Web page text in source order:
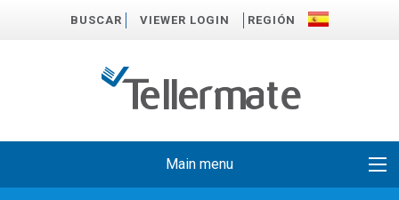
BUSCAR VIEWER LOGIN REGIÓN
Main menu